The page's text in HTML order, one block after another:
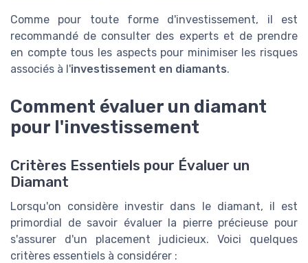
Comme pour toute forme d'investissement, il est
recommandé de consulter des experts et de prendre
en compte tous les aspects pour minimiser les risques
associés à l'investissement en diamants.
Comment évaluer un diamant
pour l'investissement
Critères Essentiels pour Évaluer un
Diamant
Lorsqu'on considère investir dans le diamant, il est
primordial de savoir évaluer la pierre précieuse pour
s'assurer d'un placement judicieux. Voici quelques
critères essentiels à considérer :